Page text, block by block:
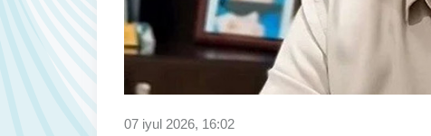
07 iyul 2026, 16:02